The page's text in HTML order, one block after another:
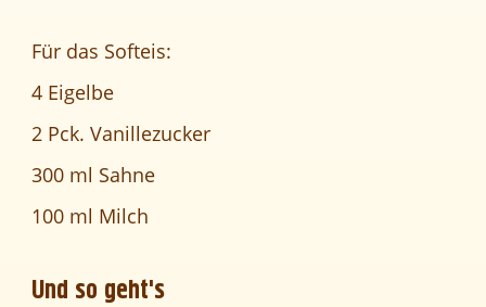
Für das Softeis:
4 Eigelbe
2 Pck. Vanillezucker
300 ml Sahne
100 ml Milch
Und so geht's